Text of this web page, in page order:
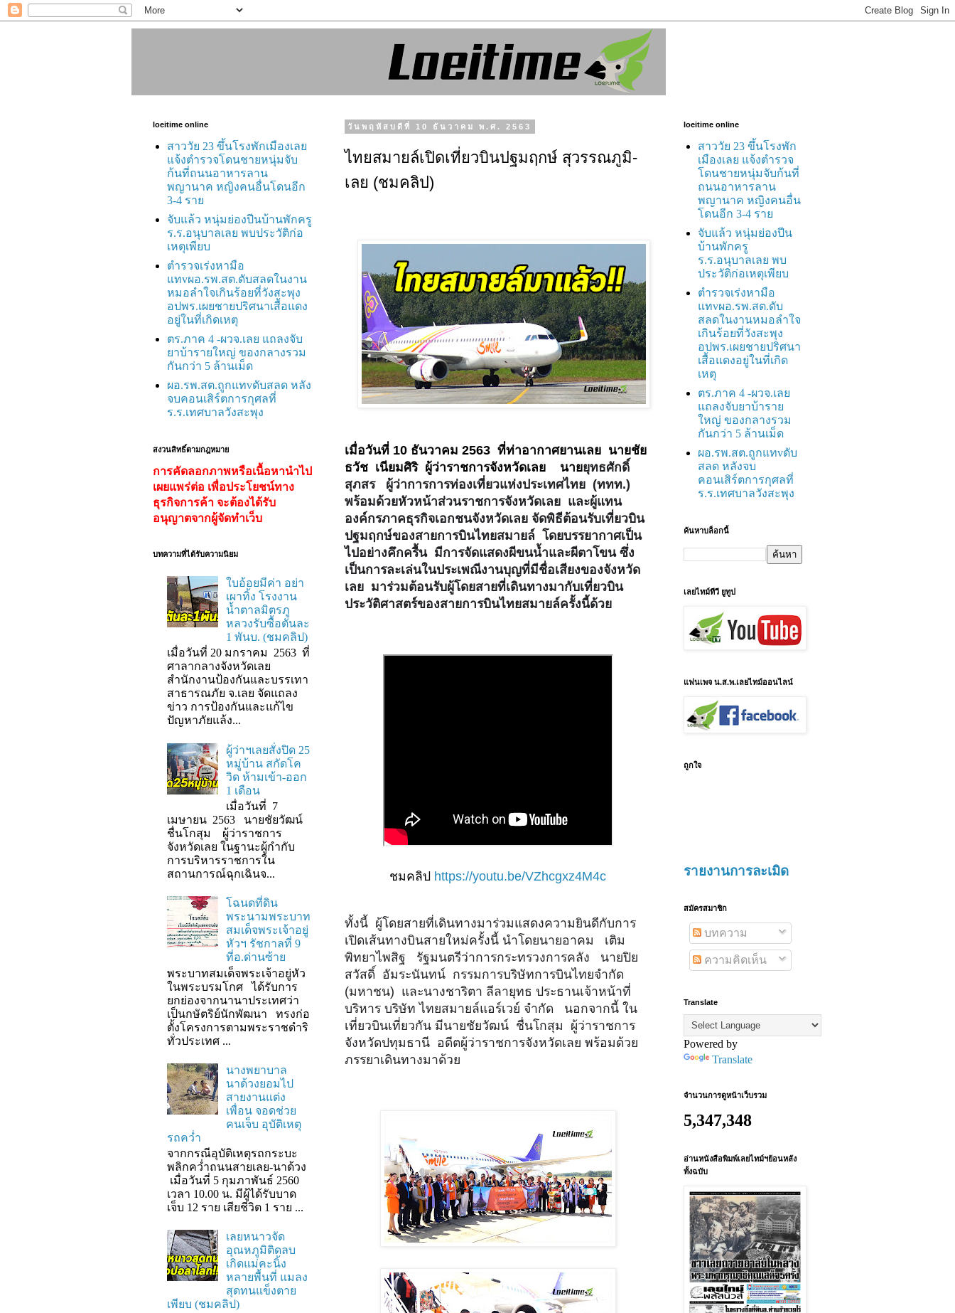
วันพฤหัสบดีที่ 10 ธันวาคม พ.ศ. 2563
ไทยสมายล์เปิดเที่ยวบินปฐมฤกษ์ สุวรรณภูมิ-
เลย (ชมคลิป)
เมื่อวันที่ 10 ธันวาคม 2563 ที่ท่าอากาศยานเลย นายชัย
ธวัช เนียมศิริ ผู้ว่าราชการจังหวัดเลย นายยุทธศักดิ์
สุภสร
ผู้ว่าการการท่องเที่ยวแห่งประเทศไทย (ททท.)
พร้อมด้วยหัวหน้าส่วนราชการจังหวัดเลย และผู้แทน
องค์กรภาคธุรกิจเอกชนจังหวัดเลย จัดพิธีต้อนรับเที่ยวบิน
ปฐมฤกษ์ของสายการบินไทยสมายล์ โดยบรรยากาศเป็น
ไปอย่างคึกครื้น มีการจัดแสดงผีขนน้ำและผีตาโขน ซึ่ง
เป็นการละเล่นในประเพณีงานบุญที่มีชื่อเสียงของจังหวัด
เลย มาร่วมต้อนรับผู้โดยสายที่เดินทางมากับเที่ยวบิน
ประวัติศาสตร์ของสายการบินไทยสมายล์ครั้งนี้ด้วย
ชมคลิป https://youtu.be/VZhcgxz4M4c
ทั้งนี้ ผู้โดยสายที่เดินทางมาร่วมแสดงความยินดีกับการ
เปิดเส้นทางบินสายใหม่ครั้งนี้ นำโดยนายอาคม
เติม
พิทยาไพสิฐ
รัฐมนตรีว่าการกระทรวงการคลัง
นายปิย
สวัสดิ์ อัมระนันทน์ กรรมการบริษัทการบินไทยจำกัด
(มหาชน) และนางชาริตา ลีลายุทธ ประธานเจ้าหน้าที่
บริหาร บริษัท ไทยสมายล์แอร์เวย์ จำกัด
นอกจากนี้ ใน
เที่ยวบินเที่ยวกัน มีนายชัยวัฒน์ ชื่นโกสุม
ผู้ว่าราชการ
จังหวัดปทุมธานี อดีตผู้ว่าราชการจังหวัดเลย พร้อมด้วย
ภรรยาเดินทางมาด้วย
loeitime online
สาววัย 23 ขึ้นโรงพักเมืองเลย
แจ้งตำรวจโดนชายหนุ่มจับ
ก้นที่ถนนอาหารลาน
พญานาค หญิงคนอื่นโดนอีก
3-4 ราย
จับแล้ว หนุ่มย่องปีนบ้านพักครู
ร.ร.อนุบาลเลย พบประวัติก่อ
เหตุเพียบ
ตำรวจเร่งหามือ
แทvผอ.รพ.สต.ดับสลดในงาน
หมอลำใจเกินร้อยที่วังสะพุง
อปพร.เผยชายปริศนาเสื้อแดง
อยู่ในที่เกิดเหตุ
ตร.ภาค 4 -ผวจ.เลย แถลงจับ
ยาบ้ารายใหญ่ ของกลางรวม
กันกว่า 5 ล้านเม็ด
ผอ.รพ.สต.ถูกแทvดับสลด หลัง
จบคอนเสิร์ตการกุศลที่
ร.ร.เทศบาลวังสะพุง
สงวนสิทธิ์ตามกฎหมาย
การคัดลอกภาพหรือเนื้อหานำไป
เผยแพร่ต่อ เพื่อประโยชน์ทาง
ธุรกิจการค้า จะต้องได้รับ
อนุญาตจากผู้จัดทำเว็บ
บทความที่ได้รับความนิยม
ใบอ้อยมีค่า อย่า
เผาทิ้ง โรงงาน
น้ำตาลมิตรภู
หลวงรับซื้อตันละ
1 พันบ. (ชมคลิป)
เมื่อวันที่ 20 มกราคม 2563 ที่
ศาลากลางจังหวัดเลย
สำนักงานป้องกันและบรรเทา
สาธารณภัย จ.เลย จัดแถลง
ข่าว การป้องกันและแก้ไข
ปัญหาภัยแล้ง...
ผู้ว่าฯเลยสั่งปิด 25
หมู่บ้าน สกัดโค
วิด ห้ามเข้า-ออก
1 เดือน
เมื่อวันที่ 7
เมษายน 2563 นายชัยวัฒน์
ชื่นโกสุม ผู้ว่าราชการ
จังหวัดเลย ในฐานะผู้กํากับ
การบริหารราชการใน
สถานการณ์ฉุกเฉินจ...
โฉนดที่ดิน
พระนามพระบาท
สมเด็จพระเจ้าอยู่
หัวฯ รัชกาลที่ 9
ที่อ.ด่านซ้าย
พระบาทสมเด็จพระเจ้าอยู่หัว
ในพระบรมโกศ ได้รับการ
ยกย่องจากนานาประเทศว่า
เป็นกษัตริย์นักพัฒนา ทรงก่อ
ตั้งโครงการตามพระราชดำริ
ทั่วประเทศ ...
นางพยาบาล
นาด้วงยอมไป
สายงานแต่ง
เพื่อน จอดช่วย
คนเจ็บ อุบัติเหตุ
รถคว่ำ
จากกรณีอุบัติเหตุรถกระบะ
พลิกคว่ำถนนสายเลย-นาด้วง
เมื่อวันที่ 5 กุมภาพันธ์ 2560
เวลา 10.00 น. มีผู้ได้รับบาด
เจ็บ 12 ราย เสียชีวิต 1 ราย ...
เลยหนาวจัด
อุณหภูมิติดลบ
เกิดแม่คะนิ้ง
หลายพื้นที่ แมลง
สุดทนแข็งตาย
เพียบ (ชมคลิป)
loeitime online
สาววัย 23 ขึ้นโรงพัก
เมืองเลย แจ้งตำรวจ
โดนชายหนุ่มจับก้นที่
ถนนอาหารลาน
พญานาค หญิงคนอื่น
โดนอีก 3-4 ราย
จับแล้ว หนุ่มย่องปีน
บ้านพักครู
ร.ร.อนุบาลเลย พบ
ประวัติก่อเหตุเพียบ
ตำรวจเร่งหามือ
แทvผอ.รพ.สต.ดับ
สลดในงานหมอลำใจ
เกินร้อยที่วังสะพุง
อปพร.เผยชายปริศนา
เสื้อแดงอยู่ในที่เกิด
เหตุ
ตร.ภาค 4 -ผวจ.เลย
แถลงจับยาบ้าราย
ใหญ่ ของกลางรวม
กันกว่า 5 ล้านเม็ด
ผอ.รพ.สต.ถูกแทvดับ
สลด หลังจบ
คอนเสิร์ตการกุศลที่
ร.ร.เทศบาลวังสะพุง
ค้นหาบล็อกนี้
เลยไทม์ทีวี ยูทูป
แฟนเพจ น.ส.พ.เลยไทม์ออนไลน์
ถูกใจ
รายงานการละเมิด
สมัครสมาชิก
บทความ
ความคิดเห็น
Translate
Powered by
Translate
จำนวนการดูหน้าเว็บรวม
5,347,348
อ่านหนังสือพิมพ์เลยไทม์ฯย้อนหลัง
ทั้งฉบับ